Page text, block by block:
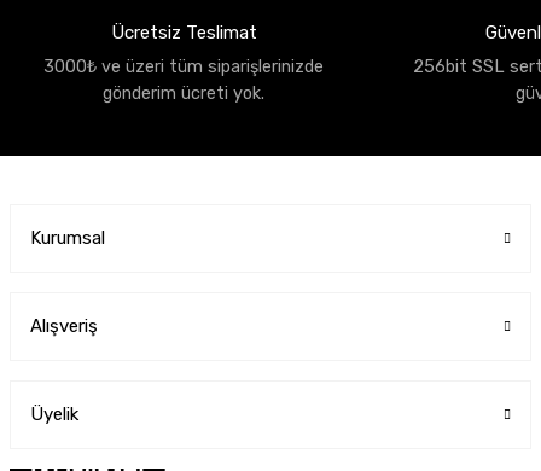
Ücretsiz Teslimat
3000₺ ve üzeri tüm siparişlerinizde
gönderim ücreti yok.
256bit SSL
Kurumsal
Alışveriş
Üyelik